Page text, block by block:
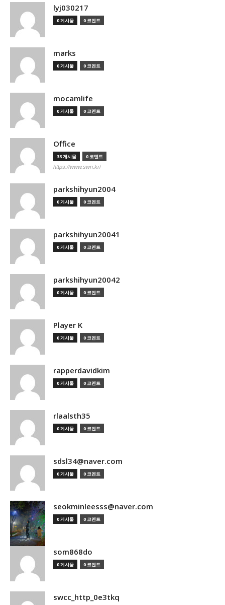
lyj030217
0 게시물 0 코멘트
marks
0 게시물 0 코멘트
mocamlife
0 게시물 0 코멘트
Office
33 게시물 0 코멘트
https://www.swn.kr/
parkshihyun2004
0 게시물 0 코멘트
parkshihyun20041
0 게시물 0 코멘트
parkshihyun20042
0 게시물 0 코멘트
Player K
0 게시물 0 코멘트
rapperdavidkim
0 게시물 0 코멘트
rlaalsth35
0 게시물 0 코멘트
sdsl34@naver.com
0 게시물 0 코멘트
seokminleesss@naver.com
0 게시물 0 코멘트
som868do
0 게시물 0 코멘트
swcc_http_0e3tkq